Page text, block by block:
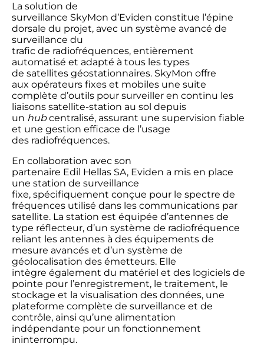
La solution de
surveillance SkyMon d’Eviden constitue l’épine
dorsale du projet, avec un système avancé de
surveillance du
trafic de radiofréquences, entièrement
automatisé et adapté à tous les types
de satellites géostationnaires. SkyMon offre
aux opérateurs fixes et mobiles une suite
complète d’outils pour surveiller en continu les
liaisons satellite-station au sol depuis
un hubcentralisé, assurant une supervision fiable
et une gestion efficace de l’usage
des radiofréquences.
En collaboration avec son
partenaire Edil Hellas SA, Eviden a mis en place
une station de surveillance
fixe, spécifiquement conçue pour le spectre de
fréquences utilisé dans les communications par
satellite. La station est équipée d’antennes de
type réflecteur, d’un système de radiofréquence
reliant les antennes à des équipements de
mesure avancés et d’un système de
géolocalisation des émetteurs. Elle
intègre également du matériel et des logiciels de
pointe pour l’enregistrement, le traitement, le
stockage et la visualisation des données, une
plateforme complète de surveillance et de
contrôle, ainsi qu’une alimentation
indépendante pour un fonctionnement
ininterrompu.